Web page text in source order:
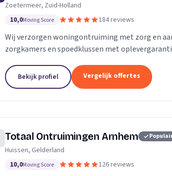
Zoetermeer, Zuid-Holland
10,0Moving Score 184 reviews
Wij verzorgen woningontruiming met zorg en
zorgkamers en spoedklussen met
Bekijk profiel Vergelijk offertes
Totaal Ontruimingen Arnhem
Huissen, Gelderland
10,0Moving Score 126 reviews